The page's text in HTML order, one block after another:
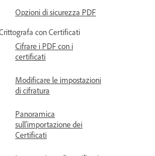
Opzioni di sicurezza PDF
con Certificati
Cifrare i PDF con i
certificati
Modificare le impostazioni
di cifratura
Panoramica
sull'importazione dei
Certificati